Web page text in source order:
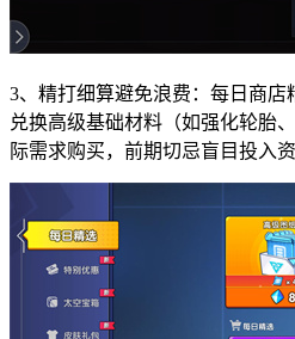
3、精打细算避免浪费：每日商
兑换高级基础材料（如强化轮胎
际需求购买，前期切忌盲目投入资